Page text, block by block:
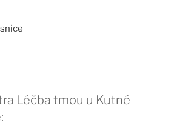
Léčba tmou u Kutné